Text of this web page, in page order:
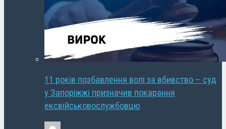
11 років позбавлення волі за вбивство – суд
у Запоріжжі призначив покарання
ексвійськовослужбовцю